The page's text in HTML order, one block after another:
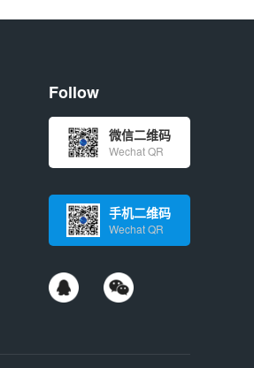
Follow
微信二维码
Wechat QR
手机二维码
Wechat QR